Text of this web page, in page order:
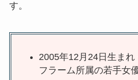
す。
2005年12月24日生まれ
フラーム所属の若手女